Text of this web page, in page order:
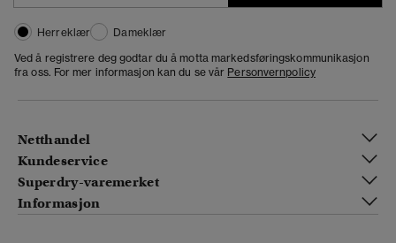
Herreklær
Dameklær
Ved å registrere deg godtar du å motta markedsføringskommunikasjon
fra oss. For mer informasjon kan du se vår Personvernpolicy
Netthandel
Kundeservice
Superdry-varemerket
Informasjon